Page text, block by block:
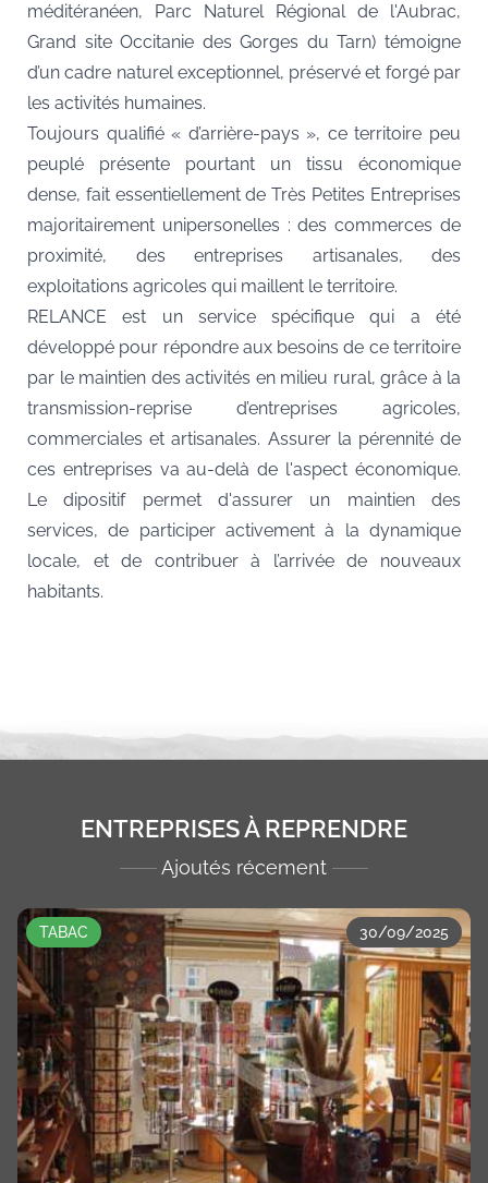
méditéranéen, Parc Naturel Régional de l'Aubrac,
Grand site Occitanie des Gorges du Tarn) témoigne
d’un cadre naturel exceptionnel, préservé et forgé par
les activités humaines.
Toujours qualifié « d’arrière-pays », ce territoire peu
peuplé présente pourtant un tissu économique
dense, fait essentiellement de Très Petites Entreprises
majoritairement unipersonelles : des commerces de
proximité, des entreprises artisanales, des
exploitations agricoles qui maillent le territoire.
RELANCE est un service spécifique qui a été
développé pour répondre aux besoins de ce territoire
par le maintien des activités en milieu rural, grâce à la
transmission-reprise d’entreprises agricoles,
commerciales et artisanales. Assurer la pérennité de
ces entreprises va au-delà de l'aspect économique.
Le dipositif permet d'assurer un maintien des
services, de participer activement à la dynamique
locale, et de contribuer à l’arrivée de nouveaux
habitants.
ENTREPRISES À REPRENDRE
Ajoutés récement
TABAC 30/09/2025